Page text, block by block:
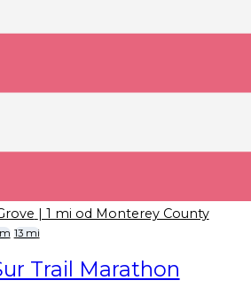
| 1 mi od Monterey County
13 mi
Trail Marathon